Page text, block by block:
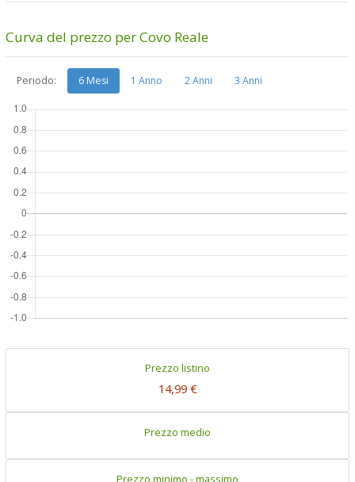
Curva del prezzo per Covo Reale
Periodo: 6 Mesi 1 Anno 2 Anni 3 Anni
Prezzo listino
14,99 €
Prezzo medio
Prezzo minimo - massimo